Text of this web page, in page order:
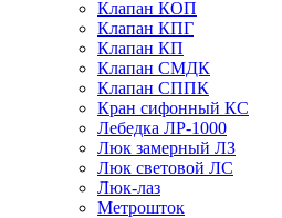
Клапан КОП
Клапан КПГ
Клапан КП
Клапан СМДК
Клапан СППК
Кран сифонный КС
Лебедка ЛР-1000
Люк замерный ЛЗ
Люк световой ЛС
Люк-лаз
Метрошток